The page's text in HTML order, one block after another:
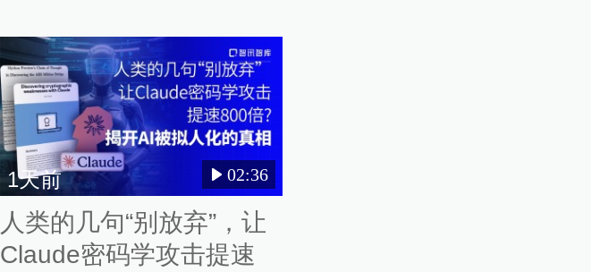
1天前 02:36
人类的几句“别放弃”，让
Claude密码学攻击提速